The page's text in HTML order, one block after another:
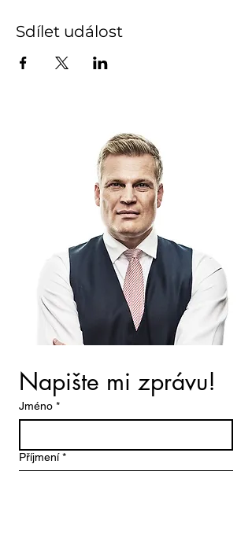
Sdílet událost
Napište mi zprávu!
Jméno *
Příjmení *